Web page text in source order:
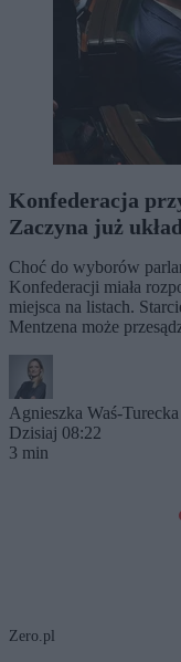
Konfederacja
Zaczyna już
Choć do wyborów
Konfederacji miała
miejsca na listach.
Mentzena może
Agnieszka Waś-Turecka
Dzisiaj 08:22
3 min
Zero.pl